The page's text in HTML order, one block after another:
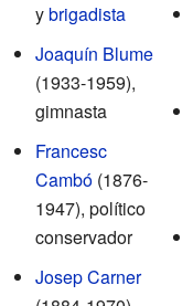
ybrigadista
Joaquín Blume
(1933-1959),
gimnasta
Francesc
Cambó (1876-
1947), político
conservador
Josep Carner